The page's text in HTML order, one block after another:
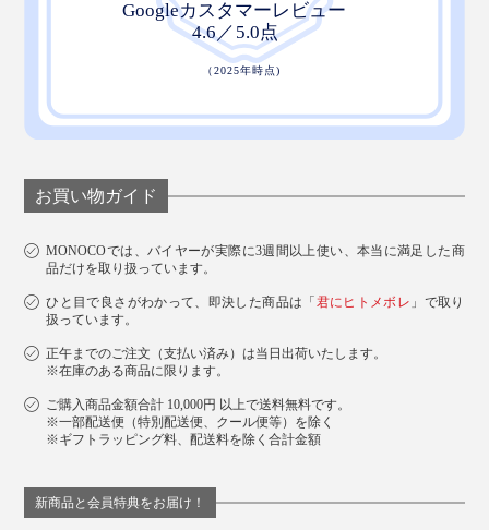
写真は「アソートセット
いろんな人の想いとこだわりと真心を乗せて、丁寧に育
てられた『THE NODOKA』は、大切な人へのギフトに
もぴったりです。
料理やお菓子づくりが好きな人、お酒好きな人、いつも
がんばっている人、ひと息ついてもらいたい人へ。
お買い物ガイド
MONOCOでは、バイヤーが実際に3週間以上使い、本当に満足した商
品だけを取り扱っています。
ひと目で良さがわかって、即決した商品は「 君にヒトメボレ 」で取り
扱っています。
正午までのご注文（支払い済み）は当日出荷いたします。
※在庫のある商品に限ります。
ご購入商品金額合計 10,000円 以上で送料無料です。
※一部配送便（特別配送便、クール便等）を除く
※ギフトラッピング料、配送料を除く合計金額
新商品と会員特典をお届け！